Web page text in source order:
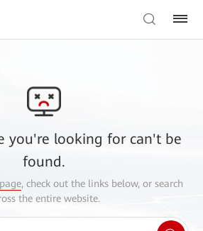
you're looking for can't be
found.
, check out the links below, or search
the entire website.